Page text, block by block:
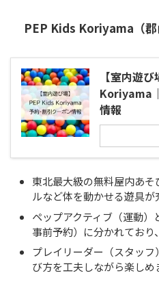
PEP Kids Koriyama（郡
【室内遊
Koriyama
情報
東北最大級の無料屋内あ
ルなど体を動かせる遊具が
ペップアクティブ（運動
事前予約）に分かれており
プレイリーダー（スタッ
び方を工夫しながら楽しめ